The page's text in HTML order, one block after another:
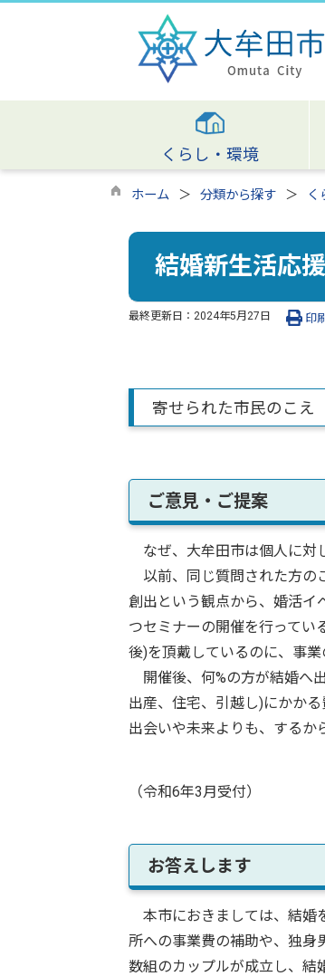
くらし・環境
ホーム 分類から探す く
結婚新生活応
最終更新日： 2024年5月27日 印刷
寄せられた市民のこえ
ご意見・ご提案
なぜ、大牟田市は個人に対
以前、同じ質問された方の
創出という観点から、婚活イ
つセミナーの開催を行ってい
後)を頂戴しているのに、事
開催後、何%の方が結婚へ
出産、住宅、引越し)にかか
出会いや未来よりも、するか
（令和6年3月受付）
お答えします
本市におきましては、結婚
所への事業費の補助や、独身
数組のカップルが成立し、結